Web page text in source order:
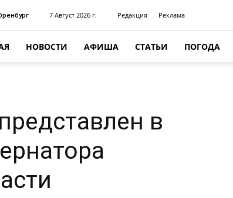
7 Август 2026 г. Редакция Реклама
НОВОСТИ АФИША СТАТЬИ ПОГОДА
в